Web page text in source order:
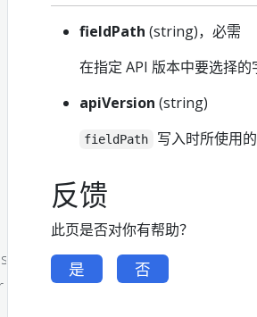
fieldPath (string)，必需
在指定 API 版本中要选择的
apiVersion (string)
fieldPath 写入时所使用
反馈
此页是否对你有帮助？
是 否